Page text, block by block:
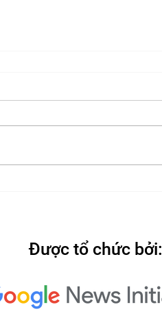
Được tổ chức bởi: